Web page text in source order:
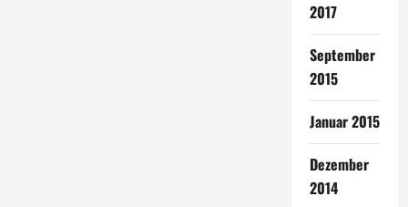
2017
September
2015
Januar 2015
Dezember
2014